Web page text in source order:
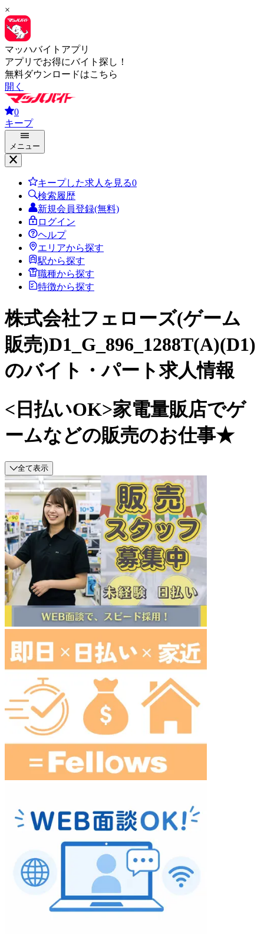
×
マッハバイトアプリ
アプリでお得にバイト探し！
無料ダウンロードはこちら
開く
0
キープ
メニュー
キープした求人を見る0
検索履歴
新規会員登録(無料)
ログイン
ヘルプ
エリアから探す
駅から探す
職種から探す
特徴から探す
株式会社フェローズ(ゲーム
販売)D1_G_896_1288T(A)(D1)
のバイト・パート求人情報
<日払いOK>家電量販店でゲ
ームなどの販売のお仕事★
全て表示